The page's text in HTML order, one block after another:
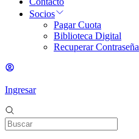
Socios
Pagar Cuota
Biblioteca Digital
Recuperar Contraseña
Ingresar